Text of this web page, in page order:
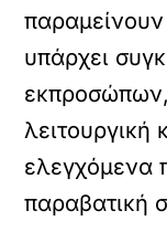
παραμείνουν
υπάρχει
εκπροσώπων,
ελεγχόμενα
παραβατική